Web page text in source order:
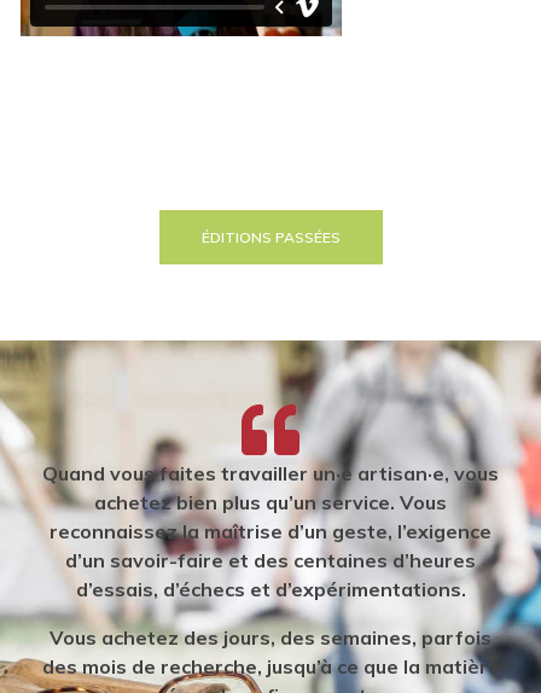
ÉDITIONS PASSÉES
Quand vous faites travailler un·e artisan·e, vous
achetez bien plus qu’un service. Vous
reconnaissez la maîtrise d’un geste, l’exigence
d’un savoir-faire et des centaines d’heures
d’essais, d’échecs et d’expérimentations.
Vous achetez des jours, des semaines, parfois
des mois de recherche, jusqu’à ce que la matière